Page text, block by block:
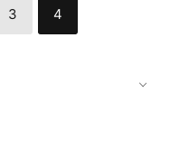
3 4